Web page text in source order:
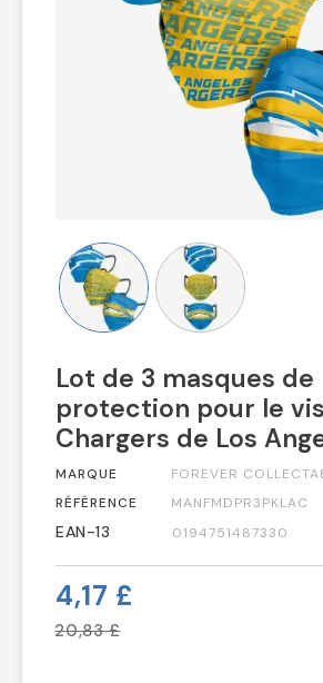
Lot de 3 masques de
protection pour le
Chargers de Los
MARQUE
FOREVER
RÉFÉRENCE
MANFMDPR3PKLAC
EAN-13 0194751487330
4,17 £
20,83 £